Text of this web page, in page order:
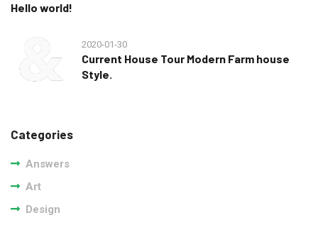
Hello world!
2020-01-30
Current House Tour Modern Farm house
Style.
Categories
Answers
Art
Design